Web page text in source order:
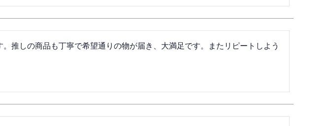
推しの商品も丁寧で希望通りの物が届き、大満足です。またリピートしよう